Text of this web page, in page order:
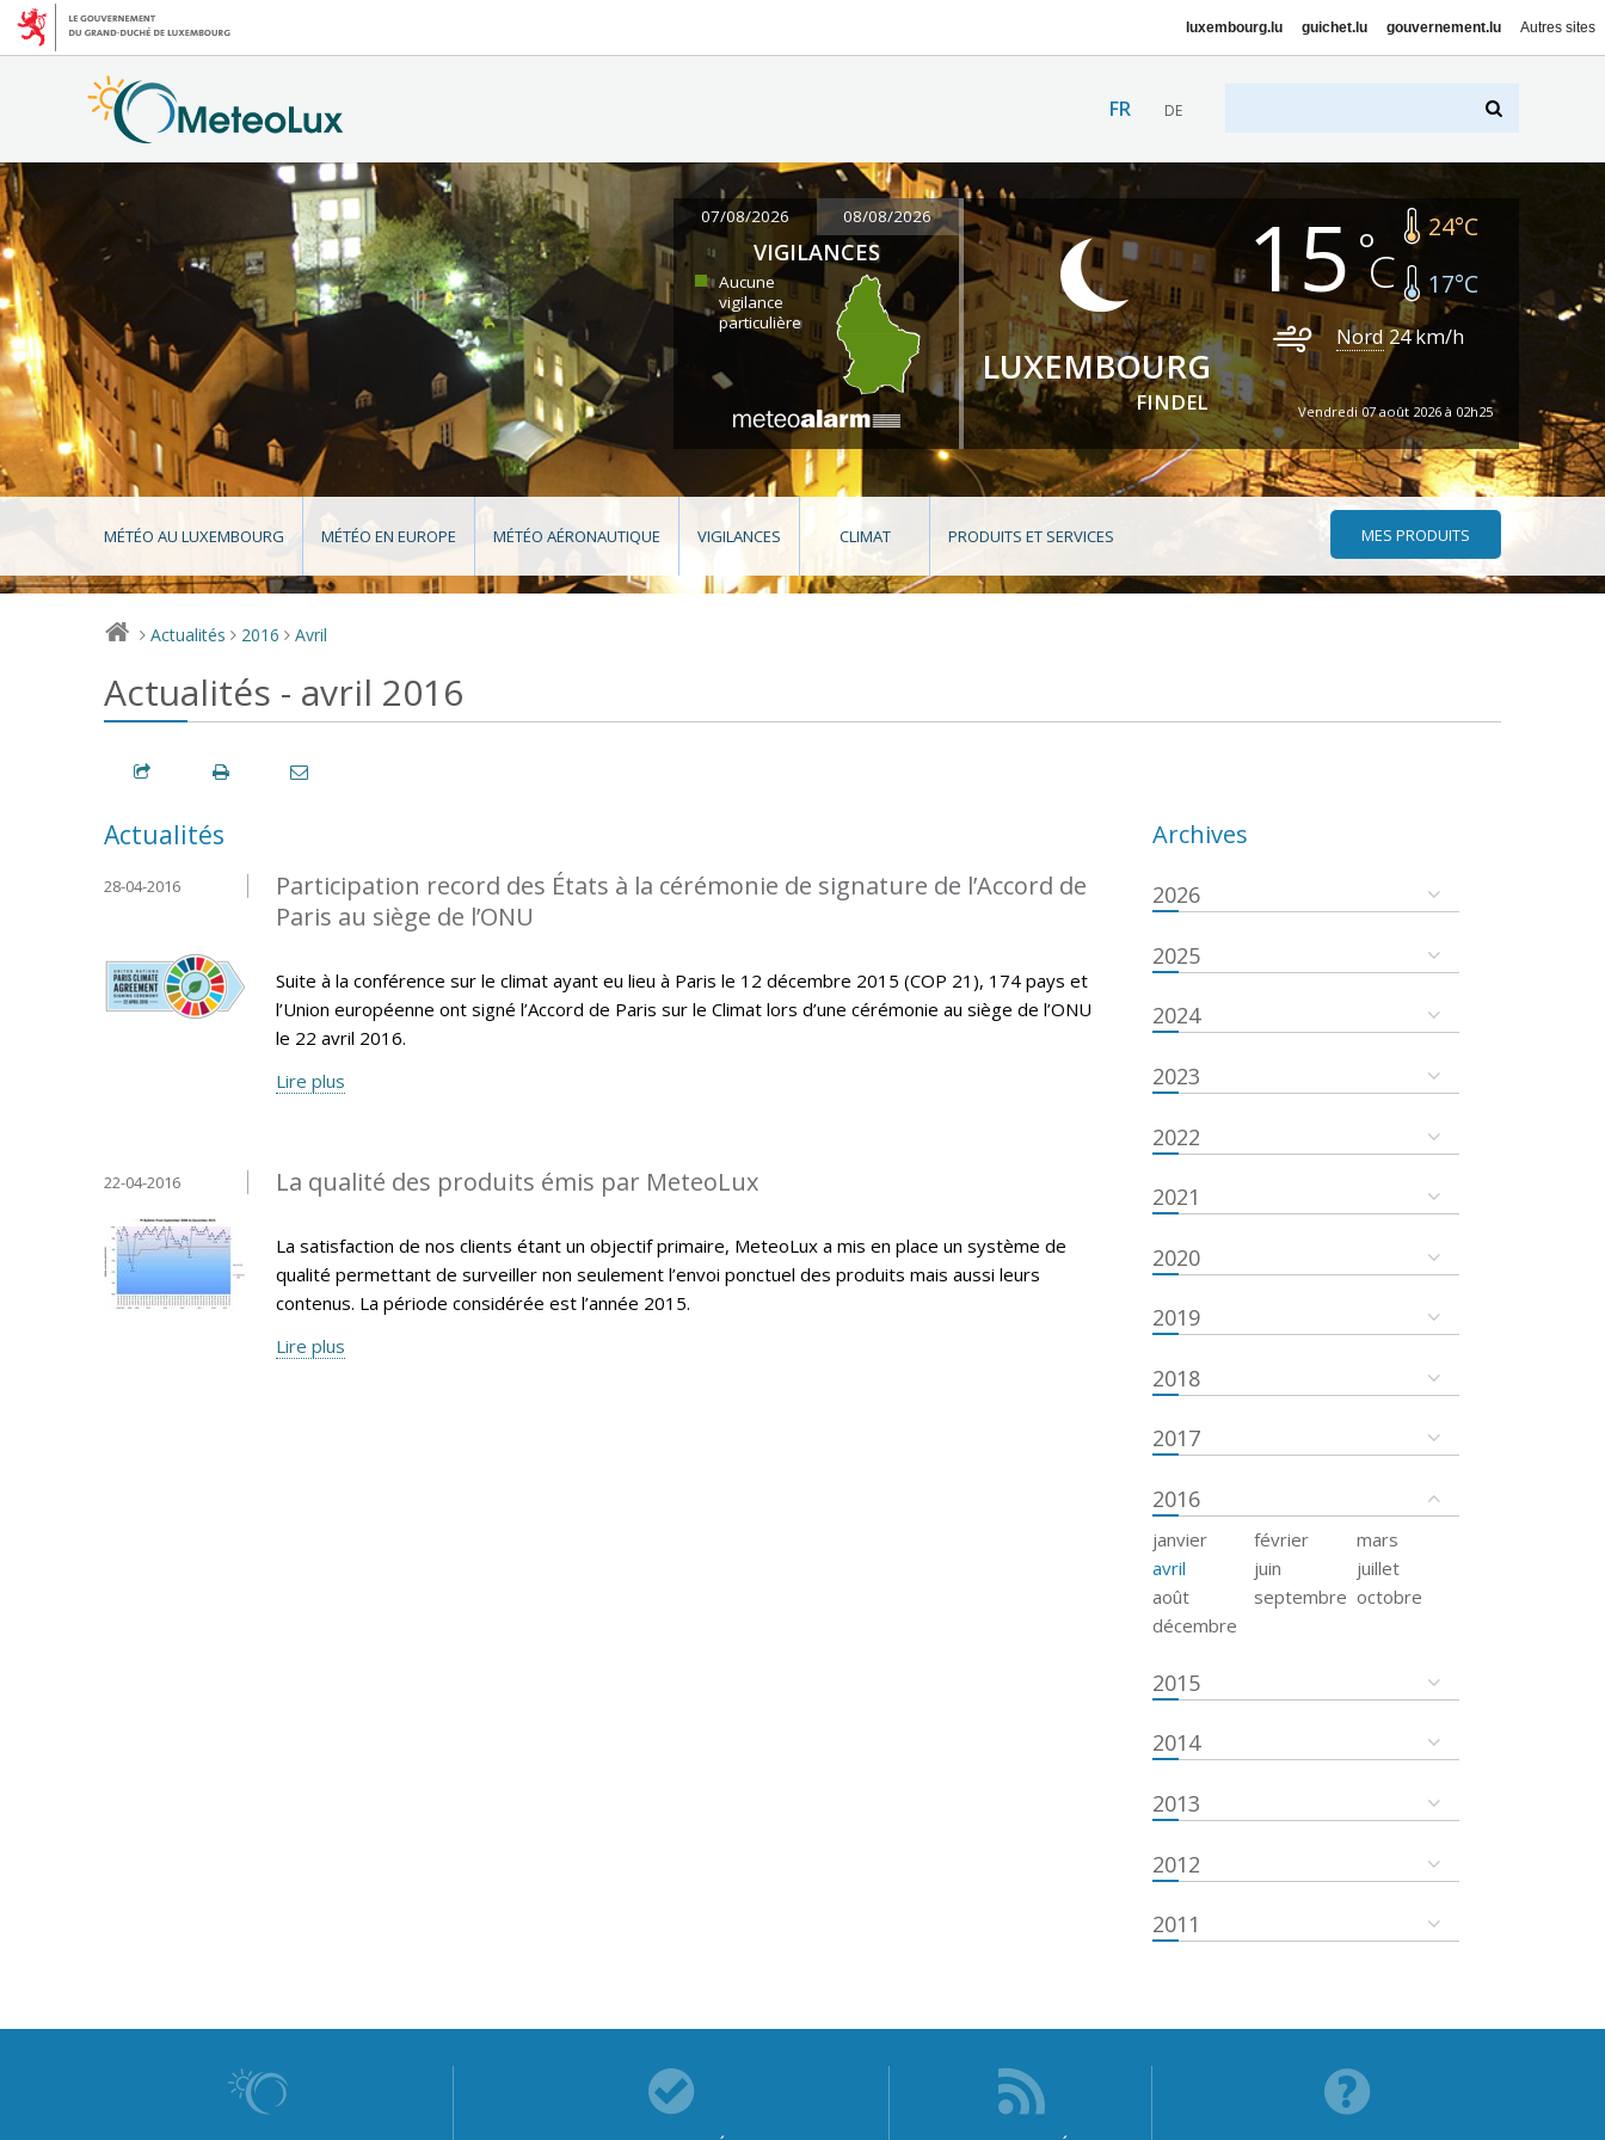
luxembourg.lu guichet.lu gouvernement.lu Autres sites
FR DE
07/08/2026 08/08/2026
VIGILANCES
Aucune
vigilance
particulière
LUXEMBOURG
FINDEL
15 24°C
17°C
Nord 24km/h
Vendredi 07 août 2026 à 02h25
MÉTÉO AU LUXEMBOURG MÉTÉO EN EUROPE MÉTÉO AÉRONAUTIQUE VIGILANCES CLIMAT PRODUITS ET SERVICES MES PRODUITS
> Actualités > 2016 > Avril
Actualités - avril 2016
Actualités
Participation record des États à la cérémonie de signature de l’Accord de
Paris au siège de l’ONU
28-04-2016
Suite à la conférence sur le climat ayant eu lieu à Paris le 12 décembre 2015 (COP 21), 174 pays et
l’Union européenne ont signé l’Accord de Paris sur le Climat lors d’une cérémonie au siège de l’ONU
le 22 avril 2016.
Lire plus
La qualité des produits émis par MeteoLux
22-04-2016
La satisfaction de nos clients étant un objectif primaire, MeteoLux a mis en place un système de
qualité permettant de surveiller non seulement l’envoi ponctuel des produits mais aussi leurs
contenus. La période considérée est l’année 2015.
Lire plus
Archives
2026
2025
2024
2023
2022
2021
2020
2019
2018
2017
2016
janvier février
mars
avril
juin
juillet
août
septembre octobre
décembre
2015
2014
2013
2012
2011